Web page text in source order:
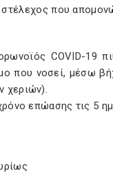
που
COVID-19
που νοσεί, μέσω
χεριών).
επώασης τις 5